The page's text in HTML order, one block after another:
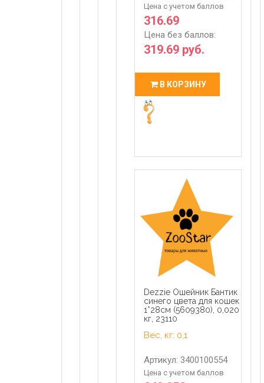
Цена с учетом баллов
316.69
Цена без баллов:
319.69 руб.
В КОРЗИНУ
Dezzie Ошейник Бантик
синего цвета для кошек
1*28см (5609380), 0,020
кг, 23110
Вес, кг: 0,1
Артикул: 3400100554
Цена с учетом баллов